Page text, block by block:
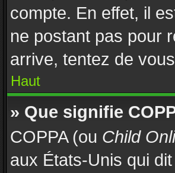
compte. En effet, il
ne postant pas pour
arrive, tentez de
Haut
» Que signifie
COPPA (ou Child
aux États-Unis qui